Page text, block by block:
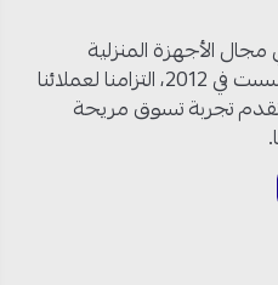
الأجهزة المنزلية
والكهربائية وأنظمة التكييف. تأسست في 2012، التزامنا لعملائنا
تجربة تسوق مريحة